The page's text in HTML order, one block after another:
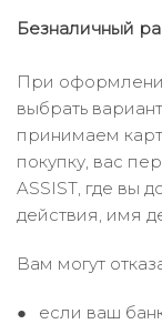
Безналичный
При
выбрать
принимаем
покупку, вас
ASSIST, где вы
действия, имя
Вам могут
если ваш